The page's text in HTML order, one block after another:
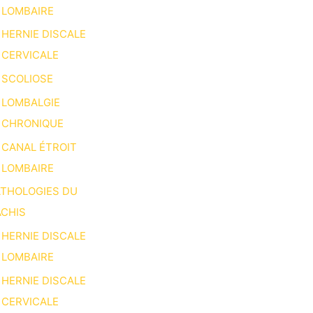
LOMBAIRE
HERNIE DISCALE
CERVICALE
SCOLIOSE
LOMBALGIE
CHRONIQUE
CANAL ÉTROIT
LOMBAIRE
DU
HERNIE DISCALE
LOMBAIRE
HERNIE DISCALE
CERVICALE